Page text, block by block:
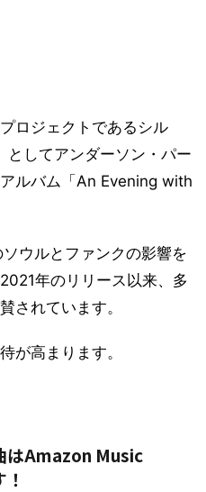
ロジェクトであるシル
としてアンダーソン・パー
ルバム「An Evening with
ウルとファンクの影響を
年のリリース以来、多
されています。
が高まります。
はAmazon Music